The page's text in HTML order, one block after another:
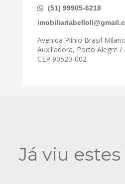
(51) 99905-6218
Avenida Plínio Brasil
Auxiliadora, Porto Alegre /
CEP 90520-002
Já viu